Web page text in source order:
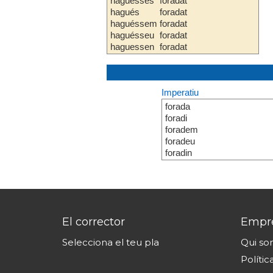
hagués
haguéssem
haguésseu
haguessen
foradat
foradat
foradat
foradat
Imperatiu
forada
foradi
foradem
foradeu
foradin
El corrector
Selecciona el teu pla
Qui